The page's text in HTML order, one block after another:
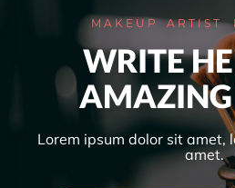
M A K E U P A R T I S
WRITE
AMAZING
Lorem ipsum dolor sit amet​,
amet.